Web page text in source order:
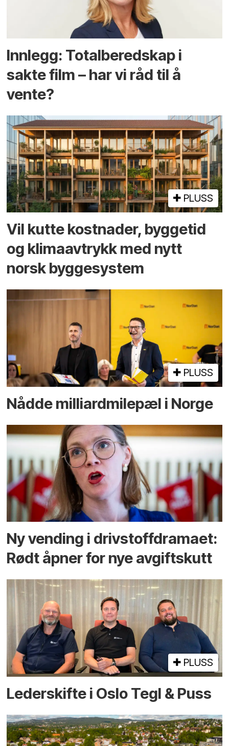
Innlegg: Totalberedskap i
sakte film – har vi råd til å
vente?
PLUSS
Vil kutte kostnader, byggetid
og klima­avtrykk med nytt
norsk bygge­system
PLUSS
Nådde milliard­­milepæl i Norge
Ny vending i drivstoffdramaet:
Rødt åpner for nye avgiftskutt
PLUSS
Lederskifte i Oslo Tegl & Puss